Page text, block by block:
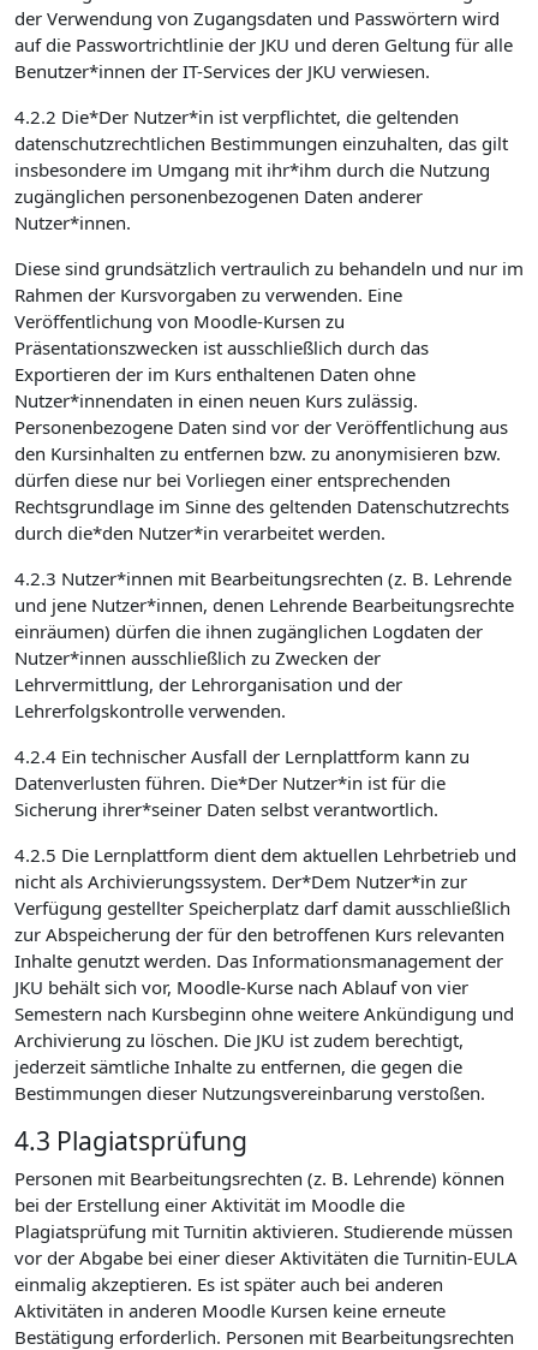
der Verwendung von Zugangsdaten und Passwörtern wird
auf die Passwortrichtlinie der JKU und deren Geltung für alle
Benutzer*innen der IT-Services der JKU verwiesen.
4.2.2 Die*Der Nutzer*in ist verpflichtet, die geltenden
datenschutzrechtlichen Bestimmungen einzuhalten, das gilt
insbesondere im Umgang mit ihr*ihm durch die Nutzung
zugänglichen personenbezogenen Daten anderer
Nutzer*innen.
Diese sind grundsätzlich vertraulich zu behandeln und nur im
Rahmen der Kursvorgaben zu verwenden. Eine
Veröffentlichung von Moodle-Kursen zu
Präsentationszwecken ist ausschließlich durch das
Exportieren der im Kurs enthaltenen Daten ohne
Nutzer*innendaten in einen neuen Kurs zulässig.
Personenbezogene Daten sind vor der Veröffentlichung aus
den Kursinhalten zu entfernen bzw. zu anonymisieren bzw.
dürfen diese nur bei Vorliegen einer entsprechenden
Rechtsgrundlage im Sinne des geltenden Datenschutzrechts
durch die*den Nutzer*in verarbeitet werden.
4.2.3 Nutzer*innen mit Bearbeitungsrechten (z. B. Lehrende
und jene Nutzer*innen, denen Lehrende Bearbeitungsrechte
einräumen) dürfen die ihnen zugänglichen Logdaten der
Nutzer*innen ausschließlich zu Zwecken der
Lehrvermittlung, der Lehrorganisation und der
Lehrerfolgskontrolle verwenden.
4.2.4 Ein technischer Ausfall der Lernplattform kann zu
Datenverlusten führen. Die*Der Nutzer*in ist für die
Sicherung ihrer*seiner Daten selbst verantwortlich.
4.2.5 Die Lernplattform dient dem aktuellen Lehrbetrieb und
nicht als Archivierungssystem. Der*Dem Nutzer*in zur
Verfügung gestellter Speicherplatz darf damit ausschließlich
zur Abspeicherung der für den betroffenen Kurs relevanten
Inhalte genutzt werden. Das Informationsmanagement der
JKU behält sich vor, Moodle-Kurse nach Ablauf von vier
Semestern nach Kursbeginn ohne weitere Ankündigung und
Archivierung zu löschen. Die JKU ist zudem berechtigt,
jederzeit sämtliche Inhalte zu entfernen, die gegen die
Bestimmungen dieser Nutzungsvereinbarung verstoßen.
4.3 Plagiatsprüfung
Personen mit Bearbeitungsrechten (z. B. Lehrende) können
bei der Erstellung einer Aktivität im Moodle die
Plagiatsprüfung mit Turnitin aktivieren. Studierende müssen
vor der Abgabe bei einer dieser Aktivitäten die Turnitin-EULA
einmalig akzeptieren. Es ist später auch bei anderen
Aktivitäten in anderen Moodle Kursen keine erneute
Bestätigung erforderlich. Personen mit Bearbeitungsrechten